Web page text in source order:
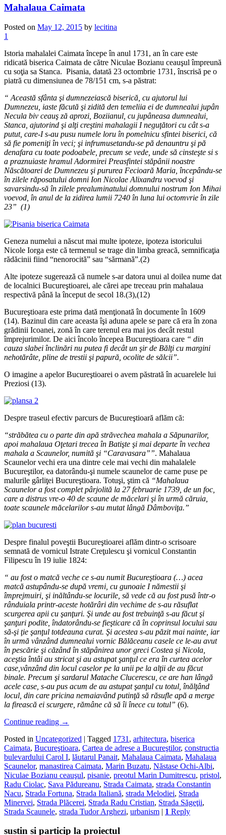
Mahalaua Caimata
Posted on May 12, 2015 by lecitina
1
Istoria mahalalei Caimata începe în anul 1731, an în care este
ridicată biserica Caimata de către Niculae Bozianu ceauşul împreună
cu soţia sa Stanca. Pisania, datată 23 octombrie 1731, înscrisă pe o
piatră cu dimensiunea de 78/151 cm, s-a păstrat:
“ Această sfânta şi dumnezeiască biserică, cu ajutorul lui
Dumnezeu, iaste făcută şi zidită den temeliia ei de dumnealui jupân
Necula biv ceauş ză aprozi, Boziianul, cu jupâneasa dumnealui,
Stanca, ajutorind şi alţi creştini mahalagii I neguţători cu cât s-a
putut, care-I s-au pusu numele loru în pomelnicu sfintei biserici, că
să fie pomeniţi în veci; şi infrumusetandu-se pă denauntru şi pă
denafara cu toate podoabele, precum se vede, unde să cinsteşte si s
a praznuiaste hramul Adormirei Preasfintei stăpânii noastre
Născătoarei de Dumnezeu şi pururea Fecioară Maria, începându-se
în zilele răposatului domni Ion Nicolae Alixandru voevod şi
savarsindu-să în zilele prealuminatului domnului nostrum Ion Mihai
voevod, în anul de la zidirea lumii 7240 în luna lui octomvrie în zile
23” (1)
Geneza numelui a născut mai multe ipoteze, ipoteza istoricului
Nicole Iorga este că termenul se trage din limba greacă, semnificaţia
rădăcinii fiind “nenorocită” sau “sărmană”.(2)
Alte ipoteze sugerează că numele s-ar datora unui al doilea nume dat
de localnici Bucureştioarei, ale cărei ape treceau prin mahalaua
respectivă până la început de secol 18.(3),(12)
Bucureştioara este prima dată menţionată în documente în 1609
(14). Bazinul din care aceasta îşi aduna apele se pare că era în zona
grădinii Icoanei, zonă în care terenul era mai jos decât restul
împrejurimilor. De aici încolo începea Bucureştioara care “ din
cauza slabei înclinări nu putea fi decât un şir de Bălţi cu margini
nehotărâte, pline de trestii şi papură, ocolite de sălcii”.
O imagine a apelor Bucureştioarei o avem păstrată în acuarelele lui
Preziosi (13).
Despre traseul efectiv parcurs de Bucureştioară aflăm că:
“străbătea cu o parte din apă străvechea mahala a Săpunarilor,
apoi mahalaua Oţetari trecea în Batişte şi mai departe în vechea
mahala a Scaunelor, numită şi “Caravasara””. Mahalaua
Scaunelor vechi era una dintre cele mai vechi din mahalalele
Bucureştilor, ea datorându-şi numele scaunelor de carne puse pe
malurile gârliţei Bucureştioara. Totuşi, ştim că “Mahalaua
Scaunelor a fost complet pârjolită la 27 februarie 1739, de un foc,
care a distrus vre-o 40 de scaune de măcelari şi în urmă căruia,
toate scaunele măcelarilor s-au mutat lângă Dâmboviţa.”
Despre finalul poveştii Bucureştioarei aflăm dintr-o scrisoare
semnată de vornicul Istrate Creţulescu şi vornicul Constantin
Filipescu în 19 iulie 1824:
“ au fost o matcă veche ce s-au numit Bucureştioara (…) acea
matcă astupându-se după vremi, cu gunoaie I nămestii şi
împrejmuiri, şi inăltându-se locurile, să vede că au fost pusă într-o
rânduiala printr-aceste hotărâri din vechime de s-au răsuflat
scurgerea apii cu şanţuri. Şi unde au fost trebuinţă s-au făcut şi
şanţuri podite, îndatorându-se fieşticare că în coprinsul locului sau
să-şi ţie şanţul totdeauna curat. Şi acestea s-au păzit mai nainte, iar
în urmă vânzând dumnealui vornic Bălăceanu casele ce le-au avut
în pescărie şi căzând în stăpânirea unor greci Costea şi Nicola,
aceştia întâi au stricat şi au astupat şanţul ce era în curtea acelor
case,vânzând din locul caselor pe la unii pe la alţii de au făcut
binale. Precum şi sardarul Matache Clucerescu, ce are han lângă
acele case, s-au pus acum de au astupat şanţul cu totul, înălţând
locul, din care pricina nemaiavând putinţă să răsufle apă a merge
la firească ei scurgere, rămâne că să îi înece cu totul” (6).
Continue reading →
Posted in Uncategorized | Tagged 1731 , arhitectura, biserica
Caimata, Bucureştioara, Cartea de adrese a Bucureştilor, constructia
bulevardului Carol I, lăutarul Panait, Mahalaua Caimata, Mahalaua
Scaunelor, manastirea Caimata, Marin Buzatu, Năstase Ochi-Albi,
Niculae Bozianu ceauşul, pisanie, preotul Marin Dumitrescu, pristol,
Radu Ciolac, Sava Pădureanu, Strada Caimata, strada Constantin
Nacu, Strada Fortuna, Strada Italiană, strada Melodiei, Strada
Minervei, Strada Plăcerei, Strada Radu Cristian, Strada Săgeţii,
Strada Scaunele, strada Tudor Arghezi, urbanism | 1 Reply
sustin si particip la proiectul